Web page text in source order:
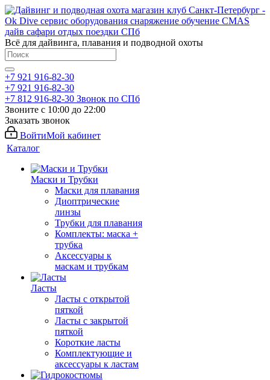
Всё для дайвинга, плавания и подводной охоты
+7 921 916-82-30
+7 921 916-82-30
+7 812 916-82-30 Звонок по СПб
Звоните с 10:00 до 22:00
Заказать звонок
ВойтиМой кабинет
Каталог
Маски и Трубки
Маски для плавания
Диоптрические
линзы
Трубки для плавания
Комплекты: маска +
трубка
Аксессуары к
маскам и трубкам
Ласты
Ласты с открытой
пяткой
Ласты с закрытой
пяткой
Короткие ласты
Комплектующие и
аксессуары к ластам